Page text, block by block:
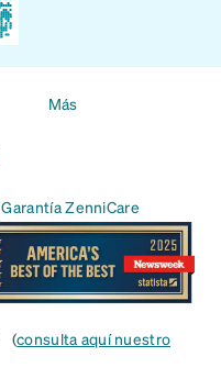
Más
Garantía ZenniCare
(consulta aquí nuestro